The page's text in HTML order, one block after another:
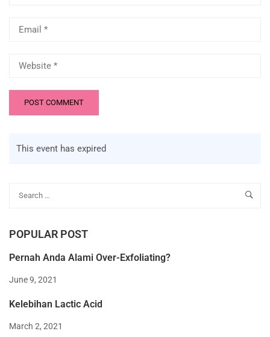
This event has expired
POPULAR POST
Pernah Anda Alami Over-Exfoliating?
June 9, 2021
Kelebihan Lactic Acid
March 2, 2021